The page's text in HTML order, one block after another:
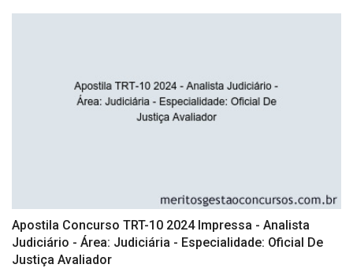
Apostila Concurso TRT-10 2024 Impressa - Analista
Judiciário - Área: Judiciária - Especialidade: Oficial De
Justiça Avaliador